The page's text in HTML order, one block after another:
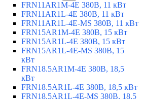
FRN11AR1M-4E 380В, 11 кВт
FRN11AR1L-4E 380В, 11 кВт
FRN11AR1L-4E-MS 380В, 11 кВт
FRN15AR1M-4E 380В, 15 кВт
FRN15AR1L-4E 380В, 15 кВт
FRN15AR1L-4E-MS 380В, 15
кВт
FRN18.5AR1M-4E 380В, 18,5
кВт
FRN18.5AR1L-4E 380В, 18,5 кВт
FRN18.5AR1L-4E-MS 380В, 18,5